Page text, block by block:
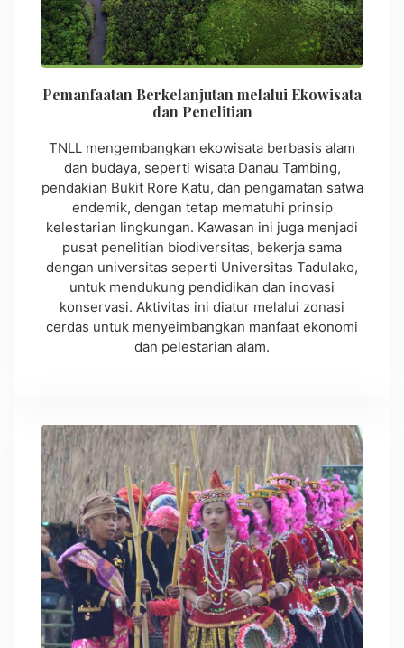
Pemanfaatan Berkelanjutan melalui Ekowisata
dan Penelitian
TNLL mengembangkan ekowisata berbasis alam
dan budaya, seperti wisata Danau Tambing,
pendakian Bukit Rore Katu, dan pengamatan satwa
endemik, dengan tetap mematuhi prinsip
kelestarian lingkungan. Kawasan ini juga menjadi
pusat penelitian biodiversitas, bekerja sama
dengan universitas seperti Universitas Tadulako,
untuk mendukung pendidikan dan inovasi
konservasi. Aktivitas ini diatur melalui zonasi
cerdas untuk menyeimbangkan manfaat ekonomi
dan pelestarian alam.